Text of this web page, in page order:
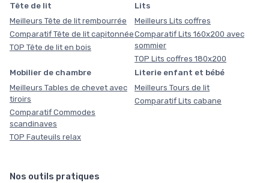
Tête de lit
Meilleurs Tête de lit rembourrée
Comparatif Tête de lit capitonnée
TOP Tête de lit en bois
Lits
Meilleurs Lits coffres
Comparatif Lits 160x200 avec
sommier
TOP Lits coffres 180x200
Mobilier de chambre
Meilleurs Tables de chevet avec
tiroirs
Comparatif Commodes
scandinaves
TOP Fauteuils relax
Literie enfant et bébé
Meilleurs Tours de lit
Comparatif Lits cabane
Nos outils pratiques